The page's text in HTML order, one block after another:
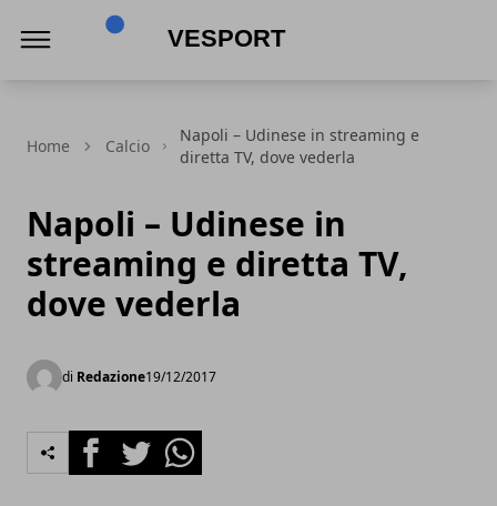
Home Calcio
Napoli – Udinese in streaming e
diretta TV, dove vederla
Napoli – Udinese in
streaming e diretta TV,
dove vederla
di Redazione19/12/2017
FacebookTwitterWhatsapp